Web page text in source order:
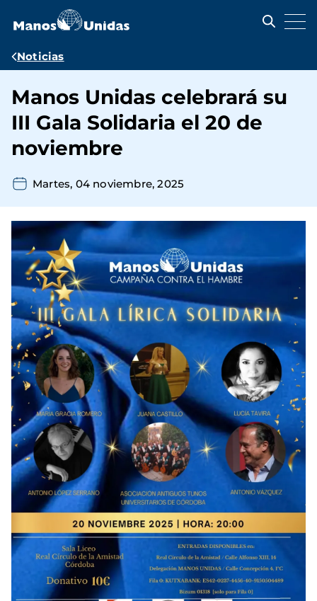
contenido
Ruta
navegación
Noticias
Manos Unidas celebrará su
III Gala Solidaria el 20 de
noviembre
Martes, 04 noviembre, 2025